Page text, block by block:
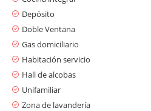
Depósito
Doble Ventana
Gas domiciliario
Habitación servicio
Hall de alcobas
Unifamiliar
Zona de lavandería